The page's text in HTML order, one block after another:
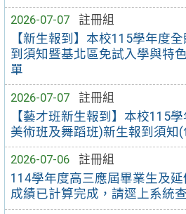
2026-07-07
註冊組
【新生報到】本校115學年度
到須知暨基北區免試入學與特
單
2026-07-07
註冊組
【藝才班新生報到】本校115
美術班及舞蹈班)新生報到須知
2026-07-06
註冊組
114學年度高三應屆畢業生及
成績已計算完成，請逕上系統